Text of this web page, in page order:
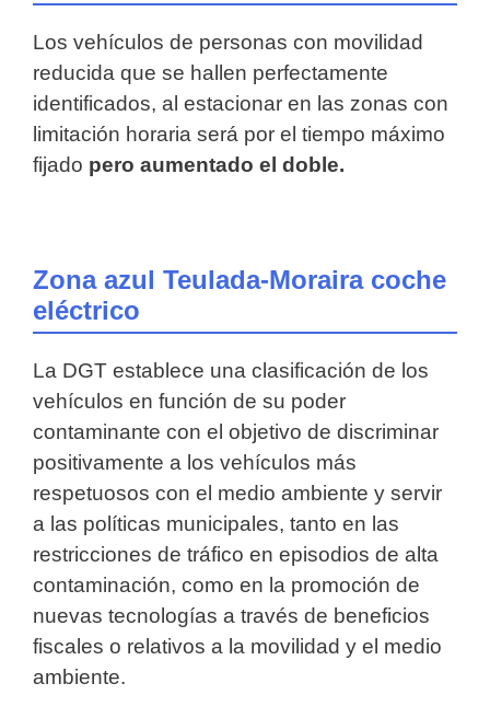
Los vehículos de personas con movilidad
reducida que se hallen perfectamente
identificados, al estacionar en las zonas con
limitación horaria será por el tiempo máximo
fijado pero aumentado el doble.
Zona azul Teulada-Moraira coche
eléctrico
La DGT establece una clasificación de los
vehículos en función de su poder
contaminante con el objetivo de discriminar
positivamente a los vehículos más
respetuosos con el medio ambiente y servir
a las políticas municipales, tanto en las
restricciones de tráfico en episodios de alta
contaminación, como en la promoción de
nuevas tecnologías a través de beneficios
fiscales o relativos a la movilidad y el medio
ambiente.